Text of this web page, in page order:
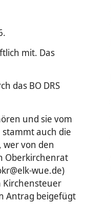
mit. Das
das BO DRS
und sie vom
auch die
wer von den
Oberkirchenrat
wue.de)
Kirchensteuer
Antrag beigefügt